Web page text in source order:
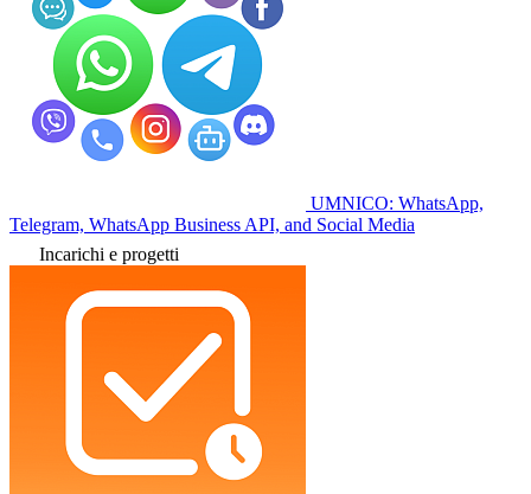
UMNICO: WhatsApp,
Telegram, WhatsApp Business API, and Social Media
Incarichi e progetti